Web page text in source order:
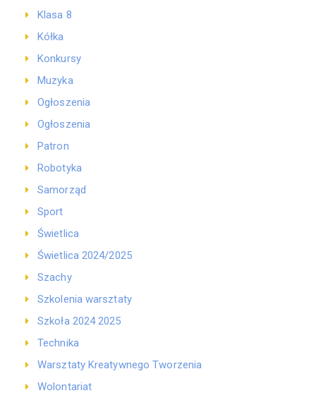
Klasa 8
Kółka
Konkursy
Muzyka
Ogłoszenia
Ogłoszenia
Patron
Robotyka
Samorząd
Sport
Świetlica
Świetlica 2024/2025
Szachy
Szkolenia warsztaty
Szkoła 2024 2025
Technika
Warsztaty Kreatywnego Tworzenia
Wolontariat